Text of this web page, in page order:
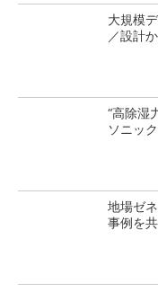
大規模
／設計
“高除湿
ソニッ
地場ゼ
事例を